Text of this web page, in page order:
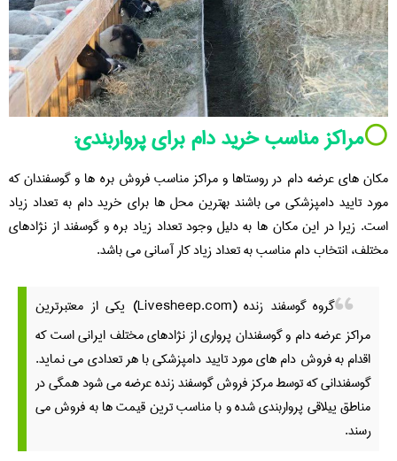
⚪️مراکز مناسب خرید دام برای پرواربندی:
مکان های عرضه دام در روستاها و مراکز مناسب فروش بره ها و گوسفندان که
مورد تایید دامپزشکی می باشند بهترین محل ها برای خرید دام به تعداد زیاد
است. زیرا در این مکان ها به دلیل وجود تعداد زیاد بره و گوسفند از نژادهای
مختلف، انتخاب دام مناسب به تعداد زیاد کار آسانی می باشد.
گروه گوسفند زنده (Livesheep.com) یکی از معتبرترین
مراکز عرضه دام و گوسفندان پرواری از نژادهای مختلف ایرانی است که
اقدام به فروش دام های مورد تایید دامپزشکی با هر تعدادی می نماید.
گوسفندانی که توسط مرکز فروش گوسفند زنده عرضه می شود همگی در
مناطق ییلاقی پرواربندی شده و با مناسب ترین قیمت ها به فروش می
رسند.